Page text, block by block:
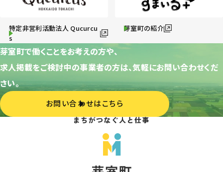
特定非営利活動法人 Qucurcu
s
芽室町の紹介
芽室町で働くことをお考えの方や、
求人掲載をご検討中の事業者の方は、気軽にお問い合わせくだ
さい。
お問い合わせはこちら